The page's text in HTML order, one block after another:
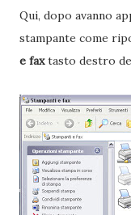
Qui, dopo avanno
stampante come
e faxtasto destro